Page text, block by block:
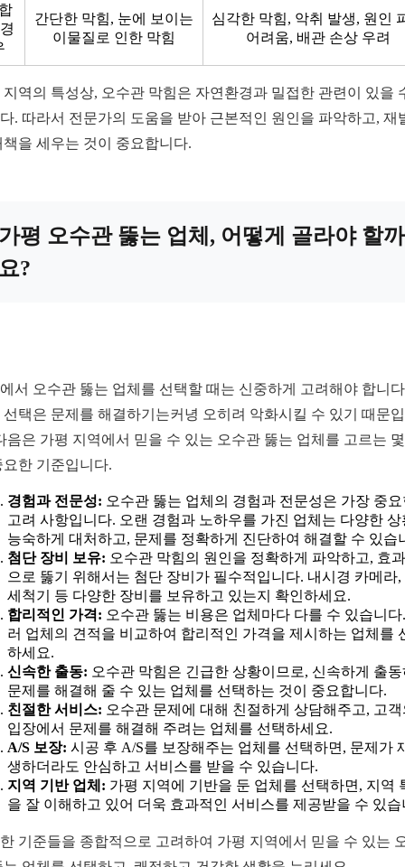
간단한 막힘, 눈에 보이는
이물질로 인한 막힘
심각한 막힘, 악취 발생, 원인
어려움, 배관 손상 우려
지역의 특성상, 오수관 막힘은 자연환경과 밀접한 관련이 있을
. 따라서 전문가의 도움을 받아 근본적인 원인을 파악하고, 재
책을 세우는 것이 중요합니다.
평 오수관 뚫는 업체, 어떻게 골라야 할까
?
서 오수관 뚫는 업체를 선택할 때는 신중하게 고려해야 합니
선택은 문제를 해결하기는커녕 오히려 악화시킬 수 있기 때문
음은 가평 지역에서 믿을 수 있는 오수관 뚫는 업체를 고르는
요한 기준입니다.
경험과 전문성: 오수관 뚫는 업체의 경험과 전문성은 가장 중
고려 사항입니다. 오랜 경험과 노하우를 가진 업체는 다양한 상
능숙하게 대처하고, 문제를 정확하게 진단하여 해결할 수 있습
첨단 장비 보유: 오수관 막힘의 원인을 정확하게 파악하고, 효
으로 뚫기 위해서는 첨단 장비가 필수적입니다. 내시경 카메라,
세척기 등 다양한 장비를 보유하고 있는지 확인하세요.
합리적인 가격: 오수관 뚫는 비용은 업체마다 다를 수 있습니다
러 업체의 견적을 비교하여 합리적인 가격을 제시하는 업체를
하세요.
신속한 출동: 오수관 막힘은 긴급한 상황이므로, 신속하게 출
문제를 해결해 줄 수 있는 업체를 선택하는 것이 중요합니다.
친절한 서비스: 오수관 문제에 대해 친절하게 상담해주고, 고
입장에서 문제를 해결해 주려는 업체를 선택하세요.
A/S 보장: 시공 후 A/S를 보장해주는 업체를 선택하면, 문제가
생하더라도 안심하고 서비스를 받을 수 있습니다.
지역 기반 업체: 가평 지역에 기반을 둔 업체를 선택하면, 지역
을 잘 이해하고 있어 더욱 효과적인 서비스를 제공받을 수 있습
기준들을 종합적으로 고려하여 가평 지역에서 믿을 수 있는